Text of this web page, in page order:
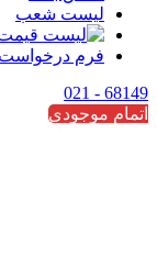
لیست شعب
فرم
68149 - 021
اتمام موجودی